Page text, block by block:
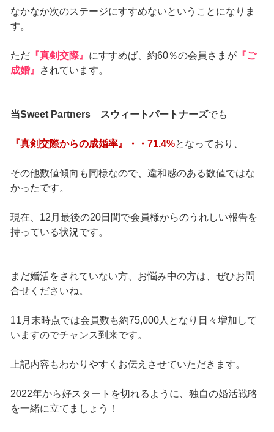
なかなか次のステージにすすめないということになりま
す。
ただ『真剣交際』 にすすめば、約60％の会員さまが『ご
成婚』
されています。
当Sweet Partners スウィートパートナーズでも
『真剣交際からの成婚率』・・71.4%となっており、
その他数値傾向も同様なので、違和感のある数値ではな
かったです。
現在、12月最後の20日間で会員様からのうれしい報告を
持っている状況です。
まだ婚活をされていない方、お悩み中の方は、ぜひお問
合せくださいね。
11月末時点では会員数も約75,000人となり日々増加して
いますのでチャンス到来です。
上記内容もわかりやすくお伝えさせていただきます。
2022年から好スタートを切れるように、独自の婚活戦略
を一緒に立てましょう！